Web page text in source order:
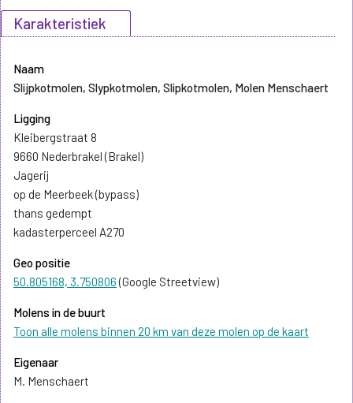
Karakteristiek
Naam
Slijpkotmolen, Slypkotmolen, Slipkotmolen, Molen Menschaert
Ligging
Kleibergstraat 8
9660 Nederbrakel (Brakel)
Jagerij
op de Meerbeek (bypass)
thans gedempt
kadasterperceel A270
Geo positie
50.805168, 3.750806(Google Streetview)
Molens in de buurt
Toon alle molens binnen 20 km van deze molen op de kaart
Eigenaar
M. Menschaert